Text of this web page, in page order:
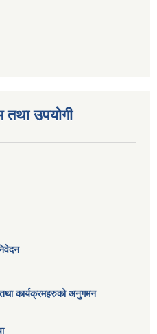
तथा उपयोगी
कार्यक्रमहरुको अनुगमन